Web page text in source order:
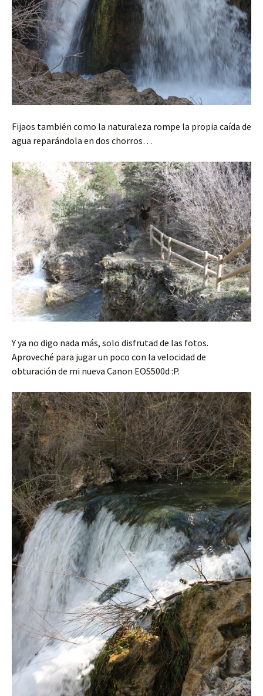
Fijaos también como la naturaleza rompe la propia caída de
agua reparándola en dos chorros…
Y ya no digo nada más, solo disfrutad de las fotos.
Aproveché para jugar un poco con la velocidad de
obturación de mi nueva Canon EOS500d :P.